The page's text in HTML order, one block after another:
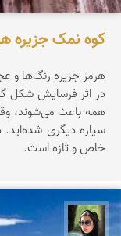
کوه نمک جزیره
هرمز جزیره‌ رنگ‌ها‌ و
در اثر فرسایش شکل
همه باعث می‌شوند،
سیاره‌ دیگری شده‌اید.
خاص و تازه است.
سپیده اصلان